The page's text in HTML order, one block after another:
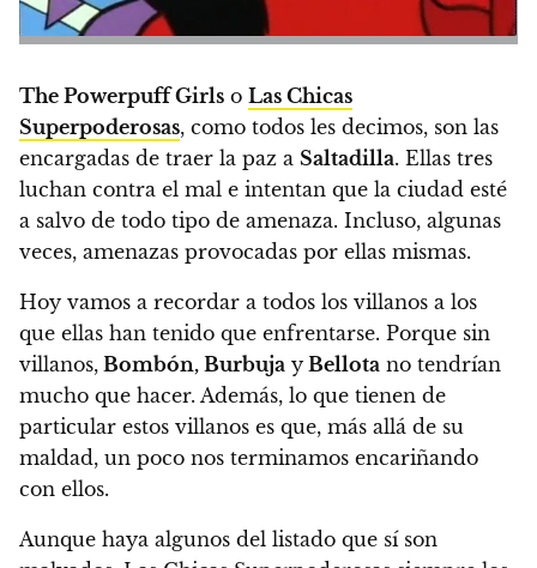
The Powerpuff Girls o Las Chicas
Superpoderosas, como todos les decimos, son las
encargadas de traer la paz a Saltadilla. Ellas tres
luchan contra el mal e intentan que la ciudad esté
a salvo de todo tipo de amenaza. Incluso, algunas
veces, amenazas provocadas por ellas mismas.
Hoy vamos a recordar a todos los villanos a los
que ellas han tenido que enfrentarse. Porque sin
villanos, Bombón, Burbuja y Bellota no tendrían
mucho que hacer. Además, lo que tienen de
particular estos villanos es que, más allá de su
maldad, un poco nos terminamos encariñando
con ellos.
Aunque haya algunos del listado que sí son